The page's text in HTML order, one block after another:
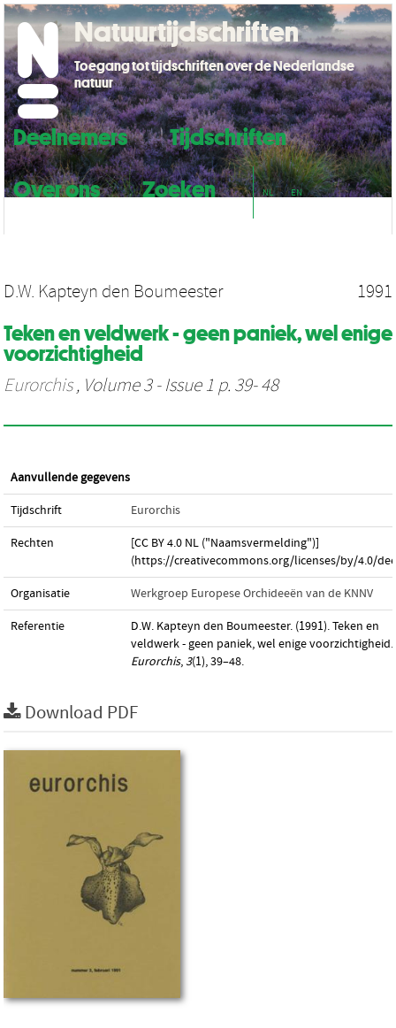
Deelnemers
Tijdschriften
Over ons
Zoeken NL EN
Natuurtijdschriften
Toegang tot tijdschriften over de Nederlandse
natuur
D.W. Kapteyn den Boumeester 1991
Teken en veldwerk - geen paniek, wel enige
voorzichtigheid
Eurorchis, Volume 3 - Issue 1 p. 39- 48
Aanvullende gegevens
Tijdschrift Eurorchis
Rechten
[CC BY 4.0 NL ("Naamsvermelding")]
(https://creativecommons.org/licenses/by/4.0/
Organisatie Werkgroep Europese Orchideeën van de KNNV
Referentie
D.W. Kapteyn den Boumeester. (1991). Teken en
veldwerk - geen paniek, wel enige voorzichtigheid.
Eurorchis, 3(1), 39–48.
Download PDF